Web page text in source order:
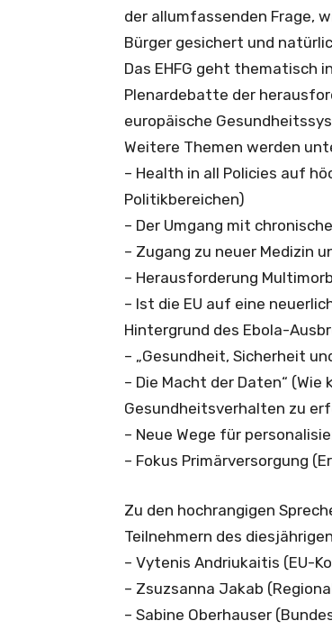
der allumfassenden Frage,
Bürger gesichert und
Das EHFG geht thematisch
Plenardebatte der
europäische
Weitere Themen werden
– Health in all Policies auf
Politikbereichen)
– Der Umgang mit
– Zugang zu neuer Medizin
– Herausforderung
– Ist die EU auf eine
Hintergrund des Ebola-
– „Gesundheit, Sicherheit
– Die Macht der Daten“
Gesundheitsverhalten zu
– Neue Wege für
– Fokus Primärversorgung
Zu den hochrangigen
Teilnehmern des
– Vytenis Andriukaitis (EU-
– Zsuzsanna Jakab
– Sabine Oberhauser